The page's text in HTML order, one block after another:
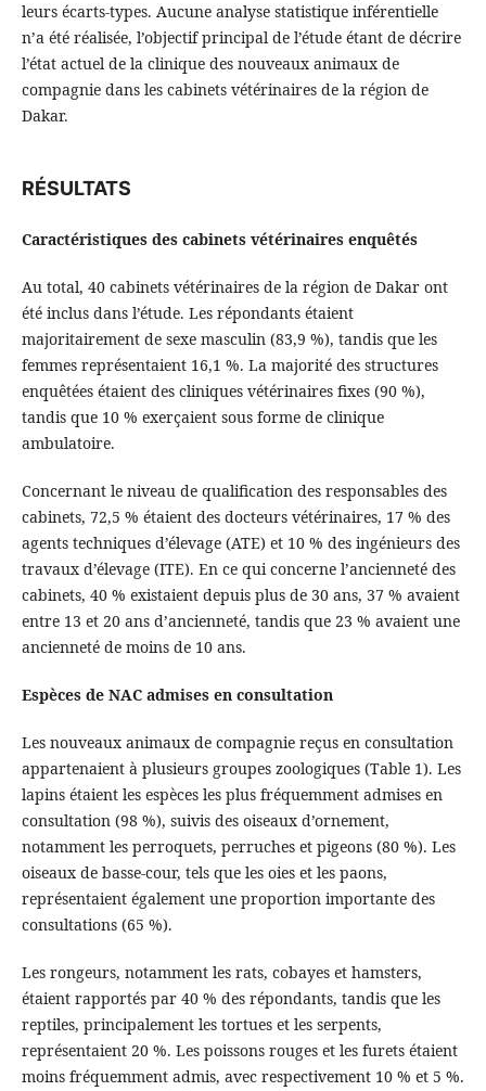
leurs écarts-types. Aucune analyse statistique inférentielle
n’a été réalisée, l’objectif principal de l’étude étant de décrire
l’état actuel de la clinique des nouveaux animaux de
compagnie dans les cabinets vétérinaires de la région de
Dakar.
RÉSULTATS
Caractéristiques des cabinets vétérinaires enquêtés
Au total, 40 cabinets vétérinaires de la région de Dakar ont
été inclus dans l’étude. Les répondants étaient
majoritairement de sexe masculin (83,9 %), tandis que les
femmes représentaient 16,1 %. La majorité des structures
enquêtées étaient des cliniques vétérinaires fixes (90 %),
tandis que 10 % exerçaient sous forme de clinique
ambulatoire.
Concernant le niveau de qualification des responsables des
cabinets, 72,5 % étaient des docteurs vétérinaires, 17 % des
agents techniques d’élevage (ATE) et 10 % des ingénieurs des
travaux d’élevage (ITE). En ce qui concerne l’ancienneté des
cabinets, 40 % existaient depuis plus de 30 ans, 37 % avaient
entre 13 et 20 ans d’ancienneté, tandis que 23 % avaient une
ancienneté de moins de 10 ans.
Espèces de NAC admises en consultation
Les nouveaux animaux de compagnie reçus en consultation
appartenaient à plusieurs groupes zoologiques (Table 1). Les
lapins étaient les espèces les plus fréquemment admises en
consultation (98 %), suivis des oiseaux d’ornement,
notamment les perroquets, perruches et pigeons (80 %). Les
oiseaux de basse-cour, tels que les oies et les paons,
représentaient également une proportion importante des
consultations (65 %).
Les rongeurs, notamment les rats, cobayes et hamsters,
étaient rapportés par 40 % des répondants, tandis que les
reptiles, principalement les tortues et les serpents,
représentaient 20 %. Les poissons rouges et les furets étaient
moins fréquemment admis, avec respectivement 10 % et 5 %.